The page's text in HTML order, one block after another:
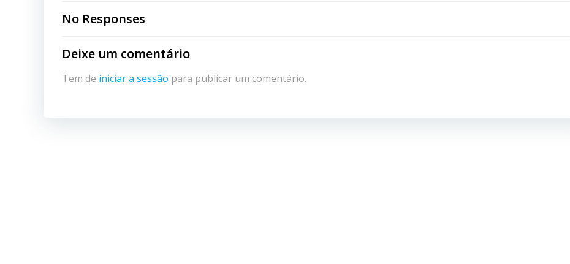
navigation
No Responses
Deixe um comentário
Tem de iniciar a sessão para publicar um comentário.